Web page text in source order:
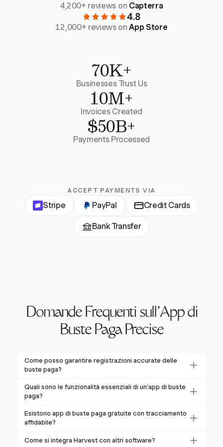
4,200+ reviews on Capterra
4.8
12,000+ reviews onApp Store
70K+
Businesses Trust Us
10M+
Invoices Created
$50B+
Payments Processed
ACCEPT PAYMENTS VIA
Stripe PayPal Credit Cards
Bank Transfer
Domande Frequenti sull'App di
Buste Paga Precise
Come posso garantire registrazioni accurate delle
buste paga?
Per garantire registrazioni accurate delle buste paga,
implementa pratiche di registrazione giornaliera del
l'accuratezza al 66%, rispetto al solo 35% per chi
strumenti come Harvest, che offre timer con un clic e
Quali sono le funzionalità essenziali di un'app di buste
paga?
Le funzionalità essenziali di un'app di buste paga
includono tracciamento in tempo reale, generazione
Harvest fornisce queste insieme a tracciamento GPS
Esistono app di buste paga gratuite con tracciamento
affidabile?
Molte app di buste paga offrono piani gratuiti con
Come si integra Harvest con altri software?